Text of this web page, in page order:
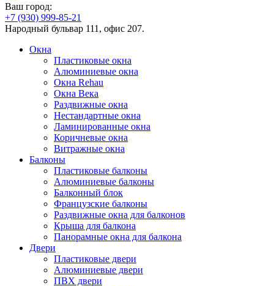
Ваш город:
+7 (930) 999-85-21
Народный бульвар 111, офис 207.
Окна
Пластиковые окна
Алюминиевые окна
Окна Rehau
Окна Века
Раздвижные окна
Нестандартные окна
Ламинированные окна
Коричневые окна
Витражные окна
Балконы
Пластиковые балконы
Алюминиевые балконы
Балконный блок
Французские балконы
Раздвижные окна для балконов
Крыша для балкона
Панорамные окна для балкона
Двери
Пластиковые двери
Алюминиевые двери
ПВХ двери